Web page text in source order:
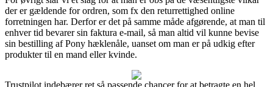
der er gældende for ordren, som fx den returrettighed online
forretningen har. Derfor er det på samme måde afgørende, at man til
enhver tid bevarer sin faktura e-mail, så man altid vil kunne bevise
sin bestilling af Pony hæklenåle, uanset om man er på udkig efter
produkter til en mand eller kvinde.
Trustpilot indebærer ret så passende chancer for at betragte en hel